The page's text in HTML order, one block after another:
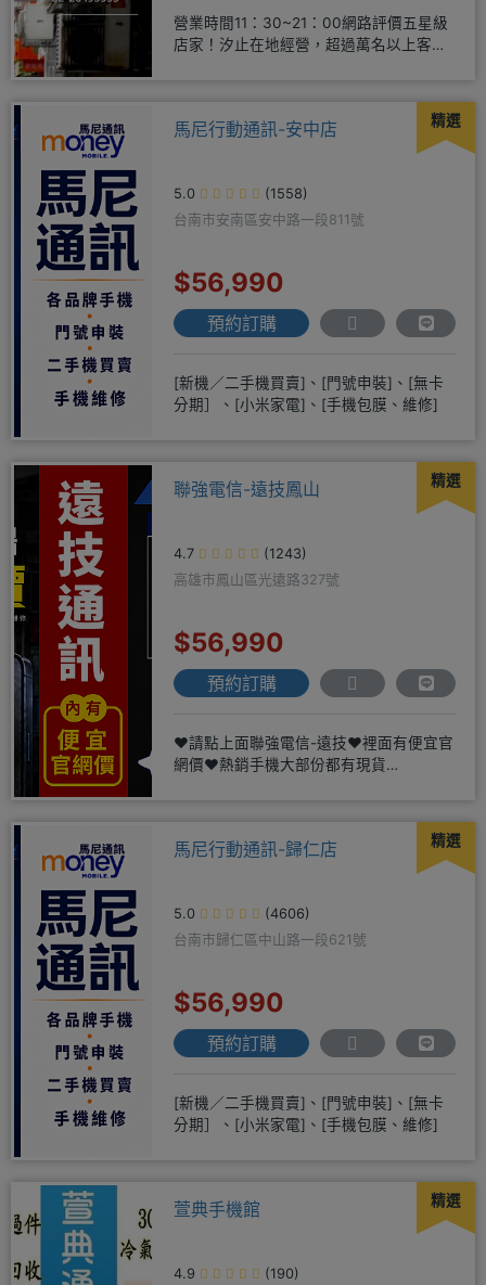
營業時間11：30~21：00網路評價五星級
店家！汐止在地經營，超過萬名以上客戶
精選
馬尼行動通訊-安中店
5.0
(1558)
台南市安南區安中路一段811號
$56,990
預約訂購
[新機／二手機買賣]、[門號申裝]、[無卡
分期］、[小米家電]、[手機包膜、維修]
精選
聯強電信-遠技鳳山
4.7
(1243)
高雄市鳳山區光遠路327號
$56,990
預約訂購
❤️請點上面聯強電信-遠技❤️裡面有便宜官
網價❤️熱銷手機大部份都有現貨
精選
馬尼行動通訊-歸仁店
5.0
(4606)
台南市歸仁區中山路一段621號
$56,990
預約訂購
[新機／二手機買賣]、[門號申裝]、[無卡
分期］、[小米家電]、[手機包膜、維修]
精選
萱典手機館
4.9
(190)